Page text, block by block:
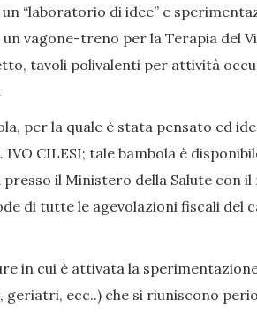
“laboratorio di idee” e
vagone-treno per la Terapia del
tavoli polivalenti per attività
per la quale è stata pensato ed
CILESI; tale bambola è
il Ministero della Salute con
di tutte le agevolazioni fiscali del
in cui è attivata la
ecc..) che si riuniscono